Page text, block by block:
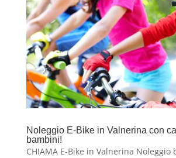
Noleggio E-Bike in Valnerina con
bambini!
CHIAMA E-Bike in Valnerina Noleggio